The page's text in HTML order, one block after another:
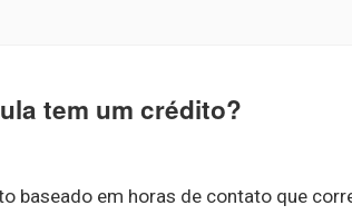
tem um crédito?
baseado em horas de contato que